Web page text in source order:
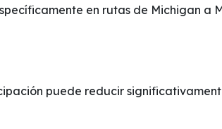
en rutas de Michigan a
puede reducir